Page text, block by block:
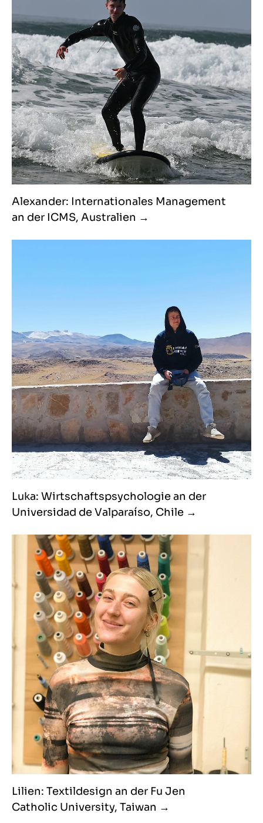
Alexander: Internationales Management
an der ICMS, Australien
Luka: Wirtschaftspsychologie an der
Universidad de Valparaíso, Chile
Lilien: Textildesign an der Fu Jen
Catholic University, Taiwan